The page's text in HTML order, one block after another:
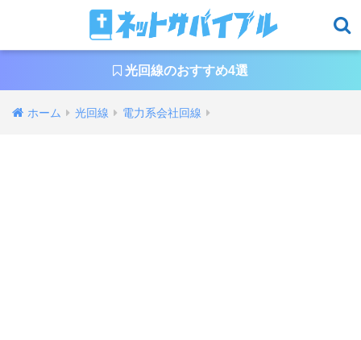
光回線のおすすめ4選
ホーム 光回線 電力系会社回線